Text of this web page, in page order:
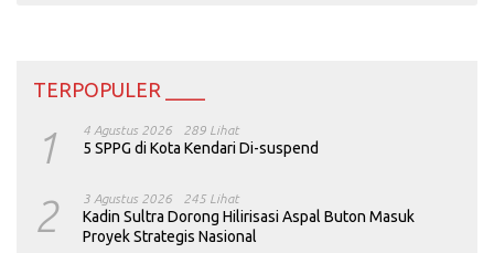
TERPOPULER ____
1 4 Agustus 2026 289 Lihat
5 SPPG di Kota Kendari Di-suspend
2 3 Agustus 2026 245 Lihat
Kadin Sultra Dorong Hilirisasi Aspal Buton Masuk
Proyek Strategis Nasional